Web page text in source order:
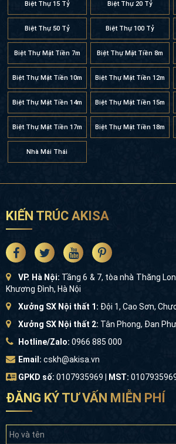
Biệt Thự 5 Tỷ Biệt Thự 6 Tỷ
Biệt Thự 8 Tỷ Biệt Thự 10 Tỷ
Biệt Thự 12 Tỷ Biệt Thự 13 Tỷ
Biệt Thự 15 Tỷ Biệt Thự 20 Tỷ
Biệt Thự 50 Tỷ Biệt Thự 100 Tỷ
Biệt Thự Mặt Tiền 7m Biệt Thự Mặt Tiền 8m
Biệt Thự Mặt Tiền 10m
Nhà Mái Thái
KIẾN TRÚC AKISA
VP. Hà Nội: Tầng 6 & 7, tòa nhà Thăng
Xiển, Khương Đình, Hà Nội
Xưởng SX Nội thất 1:Đội 1, Cao Sơn,
Xưởng SX Nội thất 2:Tân Phong, Đan
Email: